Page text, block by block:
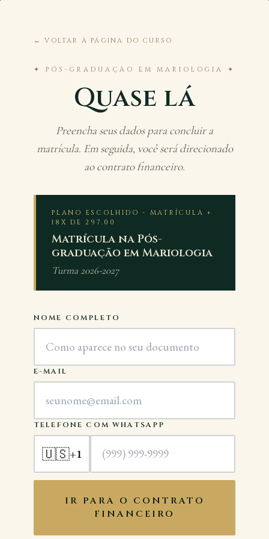
← VOLTAR À PÁGINA DO CURSO
✦ PÓS-GRADUAÇÃO EM MARIOLOGIA ✦
Quase lá
Preencha seus dados para concluir a
matrícula. Em seguida, você será direcionado
ao contrato financeiro.
PLANO ESCOLHIDO - MATRÍCULA +
18X DE 297.00
Matrícula na Pós-
graduação em Mariologia
Turma 2026-2027
NOME COMPLETO
E-MAIL
TELEFONE COM WHATSAPP
🇺🇸+1
IR PARA O CONTRATO
FINANCEIRO